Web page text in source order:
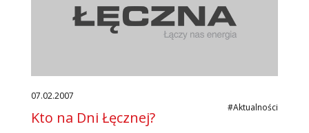
07.02.2007
#Aktualności
Kto na Dni Łęcznej?